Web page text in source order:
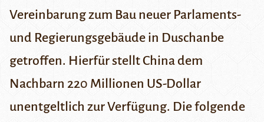
Vereinbarung zum Bau neuer Parlaments-
und Regierungsgebäude in Duschanbe
getroffen. Hierfür stellt China dem
Nachbarn 220 Millionen US-Dollar
unentgeltlich zur Verfügung. Die folgende